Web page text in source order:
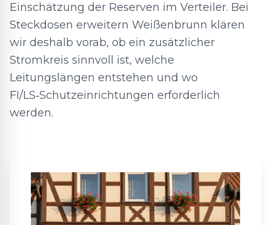
Einschätzung der Reserven im Verteiler. Bei
Steckdosen erweitern Weißenbrunn klären
wir deshalb vorab, ob ein zusätzlicher
Stromkreis sinnvoll ist, welche
Leitungslängen entstehen und wo
FI/LS‑Schutzeinrichtungen erforderlich
werden.